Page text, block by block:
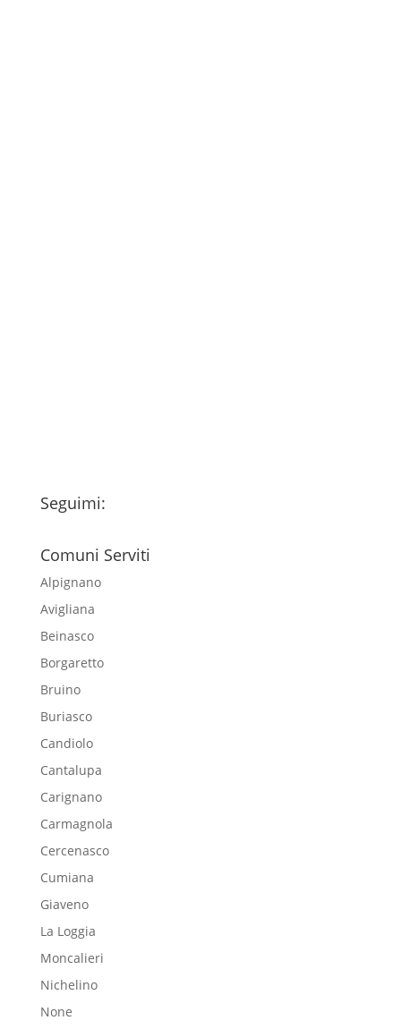
Seguimi:
Comuni Serviti
Alpignano
Avigliana
Beinasco
Borgaretto
Bruino
Buriasco
Candiolo
Cantalupa
Carignano
Carmagnola
Cercenasco
Cumiana
Giaveno
La Loggia
Moncalieri
Nichelino
None